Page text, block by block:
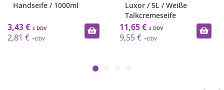
/ 1000ml
Luxor / 5L / Weiße
Talkcremeseife
11,65 €
9,55 €
8,69 €
7,12 €